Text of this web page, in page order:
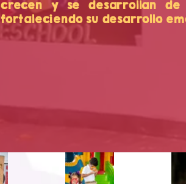
crecen y se desarrollan de
fortaleciendo su desarrollo